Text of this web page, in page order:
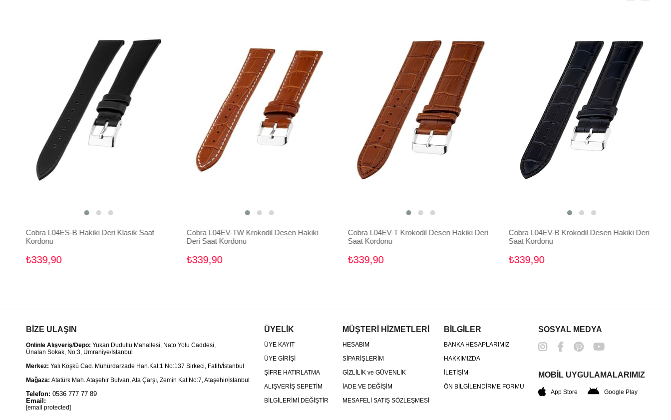
Cobra L04ES-B Hakiki Deri Klasik Saat
Kordonu
₺339,90
Cobra L04EV-TW Krokodil Desen Hakiki
Deri Saat Kordonu
₺339,90
Cobra L04EV-T Krokodil Desen Hakiki Deri
Saat Kordonu
₺339,90
Cobra L04EV-B Krokodil Desen Hakiki Deri
Saat Kordonu
₺339,90
BİZE ULAŞIN
Onlinle Alışveriş/Depo: Yukarı Dudullu Mahallesi, Nato Yolu Caddesi,
Ünalan Sokak, No:3, Ümraniye/İstanbul
Merkez: Yalı Köşkü Cad. Mühürdarzade Han.Kat:1 No:137 Sirkeci, Fatih/İstanbul
Mağaza: Atatürk Mah. Ataşehir Bulvarı, Ata Çarşı, Zemin Kat No:7, Ataşehir/İstanbul
Telefon: 0536 777 77 89
Email:
[email protected]
ÜYELİK
ÜYE KAYIT
ÜYE GİRİŞİ
ŞİFRE HATIRLATMA
ALIŞVERİŞ SEPETİM
BİLGİLERİMİ DEĞİŞTİR
MÜŞTERİ HİZMETLERİ
HESABIM
SİPARİŞLERİM
GİZLİLİK ve GÜVENLİK
İADE VE DEĞİŞİM
MESAFELİ SATIŞ SÖZLEŞMESİ
BİLGİLER
BANKA HESAPLARIMIZ
HAKKIMIZDA
İLETİŞİM
ÖN BİLGİLENDİRME FORMU
SOSYAL MEDYA
MOBİL UYGULAMALARIMIZ
App Store Google Play